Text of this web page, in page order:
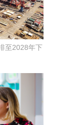
至2028年下